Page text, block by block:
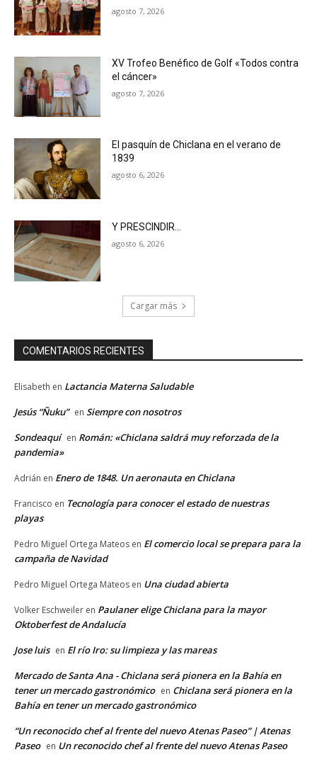
agosto 7, 2026
XV Trofeo Benéfico de Golf «Todos contra
el cáncer»
agosto 7, 2026
El pasquín de Chiclana en el verano de
1839
agosto 6, 2026
Y PRESCINDIR…
agosto 6, 2026
Cargar más
COMENTARIOS RECIENTES
Elisabeth en Lactancia Materna Saludable
Jesús “Ñuku” en Siempre con nosotros
Sondeaquí en Román: «Chiclana saldrá muy reforzada de la
pandemia»
Adrián en Enero de 1848. Un aeronauta en Chiclana
Francisco en Tecnología para conocer el estado de nuestras
playas
Pedro Miguel Ortega Mateos en El comercio local se prepara para la
campaña de Navidad
Pedro Miguel Ortega Mateos en Una ciudad abierta
Volker Eschweiler en Paulaner elige Chiclana para la mayor
Oktoberfest de Andalucía
Jose luis en El río Iro: su limpieza y las mareas
Mercado de Santa Ana - Chiclana será pionera en la Bahía en
tener un mercado gastronómico en Chiclana será pionera en la
Bahía en tener un mercado gastronómico
“Un reconocido chef al frente del nuevo Atenas Paseo” | Atenas
Paseo en Un reconocido chef al frente del nuevo Atenas Paseo